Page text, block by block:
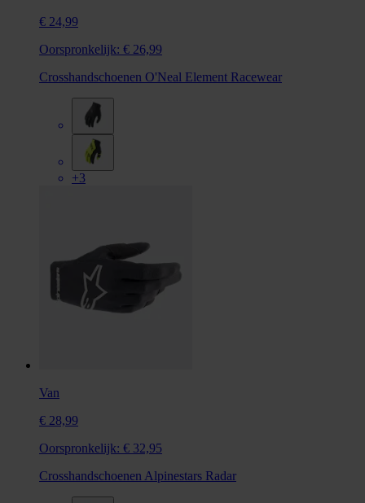
€ 24,99
Oorspronkelijk: € 26,99
Crosshandschoenen O'Neal Element Racewear
+3
Van
€ 28,99
Oorspronkelijk: € 32,95
Crosshandschoenen Alpinestars Radar